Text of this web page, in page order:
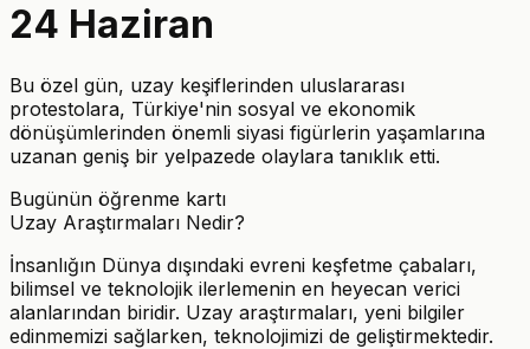
24 Haziran
Bu özel gün, uzay keşiflerinden uluslararası
protestolara, Türkiye'nin sosyal ve ekonomik
dönüşümlerinden önemli siyasi figürlerin yaşamlarına
uzanan geniş bir yelpazede olaylara tanıklık etti.
Bugünün öğrenme kartı
Uzay Araştırmaları Nedir?
İnsanlığın Dünya dışındaki evreni keşfetme çabaları,
bilimsel ve teknolojik ilerlemenin en heyecan verici
alanlarından biridir. Uzay araştırmaları, yeni bilgiler
edinmemizi sağlarken, teknolojimizi de geliştirmektedir.